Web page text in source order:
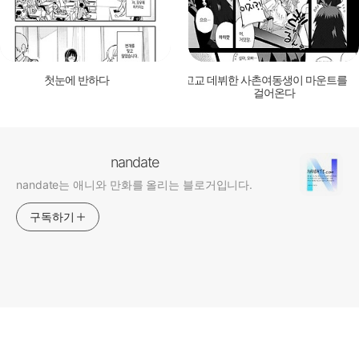
첫눈에 반하다
고교 데뷔한 사촌여동생이 마운트를
걸어온다
nandate
nandate는 애니와 만화를 올리는 블로거입니다.
구독하기